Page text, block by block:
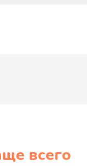
всего